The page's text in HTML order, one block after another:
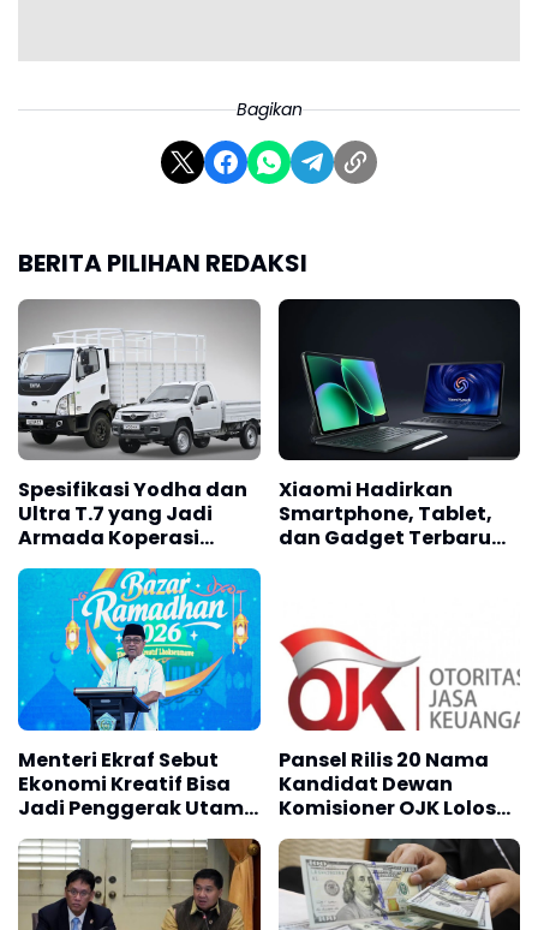
Bagikan
BERITA PILIHAN REDAKSI
Spesifikasi Yodha dan
Ultra T.7 yang Jadi
Armada Koperasi
Merah Putih
Xiaomi Hadirkan
Smartphone, Tablet,
dan Gadget Terbaru
Menteri Ekraf Sebut
Ekonomi Kreatif Bisa
Jadi Penggerak Utama
Pertumbuhan Daerah
& Mendorong
Lapangan Kerja
Pansel Rilis 20 Nama
Kandidat Dewan
Komisioner OJK Lolos
Tahap Administrasi